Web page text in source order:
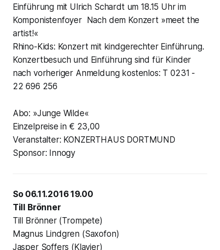
Einführung mit Ulrich Schardt um 18.15 Uhr im
Komponistenfoyer Nach dem Konzert »meet the
artist!«
Rhino-Kids: Konzert mit kindgerechter Einführung.
Konzertbesuch und Einführung sind für Kinder
nach vorheriger Anmeldung kostenlos: T 0231 -
22 696 256
Abo: »Junge Wilde«
Einzelpreise in € 23,00
Veranstalter: KONZERTHAUS DORTMUND
Sponsor: Innogy
So 06.11.2016 19.00
Till Brönner
Till Brönner (Trompete)
Magnus Lindgren (Saxofon)
Jasper Soffers (Klavier)